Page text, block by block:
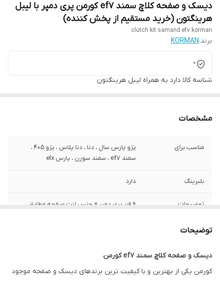
دیسک و صفحه کلاچ سمند ef7 کورمن پری دمپر با لیبل
هرینگتون (خرید مستقیم از پخش کننده)
clutch kit samand ef7 korman
برند:KORMAN
0
شناسه کالا دارد به همراه لیبل هرینگتون
مشخصات
مناسب برای
پژو پارس سال ، دنا ، دنا پلاس ، پژو 405 ،
سمند ef7 ، سمند سورن ، پارس elx
بلبرینگ دارد
توضیحات
6 فنر پری دمپر + جنس لنت صفحه مطابق
توضیحات
دیسک و صفحه کلاچ سمند ef7 کورمن
کورمن یکی از بهترین و با کیفیت ترین برندهای دیسک و صفحه موجود